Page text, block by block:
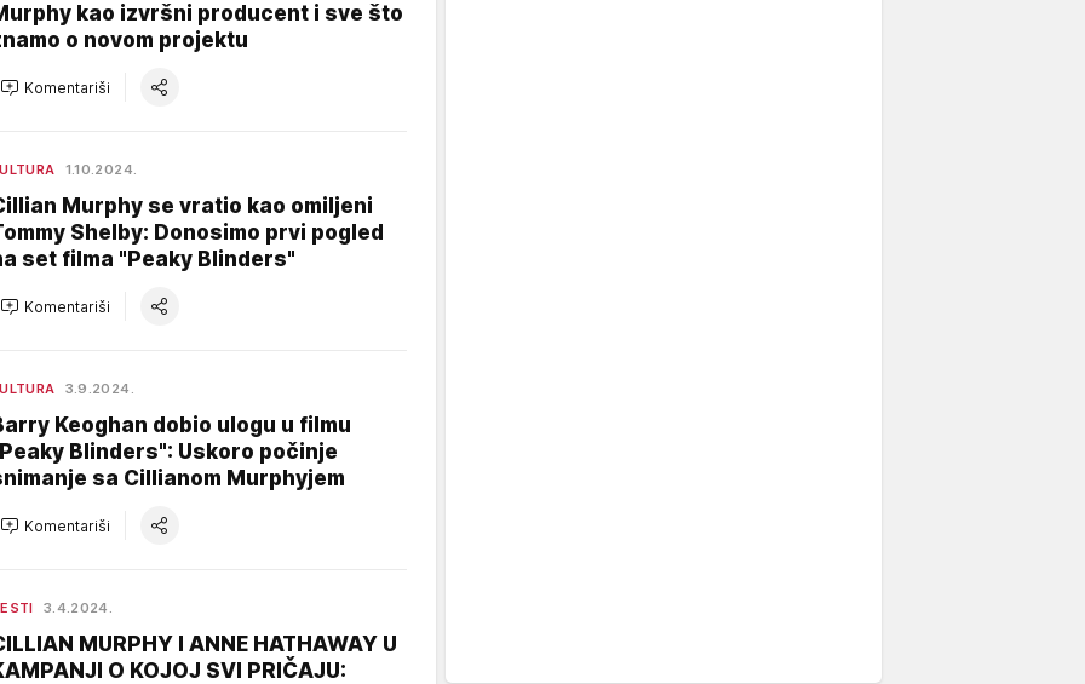
kao izvršni producent i sve što
o novom projektu
Komentariši
1.10.2024.
Murphy se vratio kao omiljeni
Shelby: Donosimo prvi pogled
set filma "Peaky Blinders"
Komentariši
3.9.2024.
Keoghan dobio ulogu u filmu
Blinders": Uskoro počinje
sa Cillianom Murphyjem
Komentariši
3.4.2024.
MURPHY I ANNE HATHAWAY U
O KOJOJ SVI PRIČAJU: